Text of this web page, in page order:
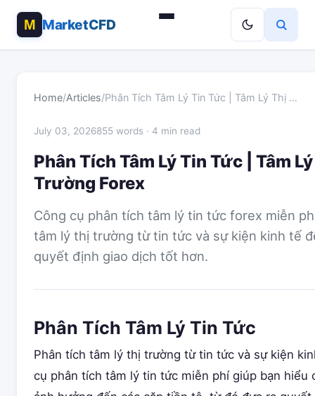
MarketCFD
Home/Articles/Phân Tích Tâm Lý Tin Tức | Tâm Lý Thị …
July 03, 2026855 words · 4 min read
Phân Tích Tâm Lý Tin Tức | Tâm
Trường Forex
Công cụ phân tích tâm lý tin tức forex miễn
tâm lý thị trường từ tin tức và sự kiện kinh tế
quyết định giao dịch tốt hơn.
Phân Tích Tâm Lý Tin Tức
Phân tích tâm lý thị trường từ tin tức và sự kiện
cụ phân tích tâm lý tin tức miễn phí giúp bạn hiểu